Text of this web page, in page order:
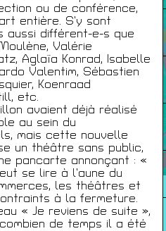
ou de conférence,
entière. S’y sont
aussi différent-e-s que
Valérie
Aglaïa Konrad, Isabelle
Valentim, Sébastien
Koenraad
etc.
avaient déjà réalisé
au sein du
mais cette nouvelle
un théâtre sans public,
pancarte annonçant : «
se lire à l’aune du
les théâtres et
à la fermeture.
« Je reviens de suite »,
de temps il a été